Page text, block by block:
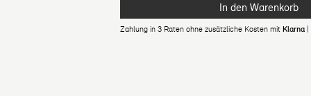
In den Warenkorb
Zahlung in 3 Raten ohne zusätzliche Kosten mitKlarna